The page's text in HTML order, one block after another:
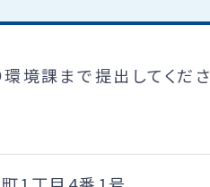
境課まで提出してくださ